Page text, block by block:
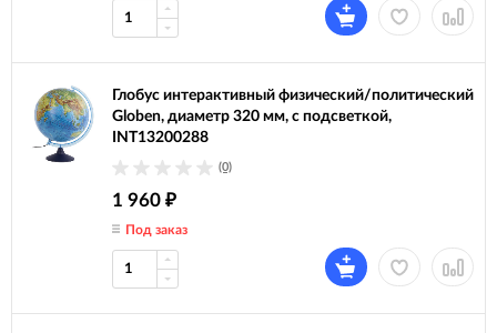
Глобус интерактивный физический/политический
Globen, диаметр 320 мм, с подсветкой,
INT13200288
(0)
1 960 ₽
Под заказ